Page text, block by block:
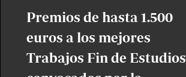
Premios de hasta 1.500
euros a los mejores
Trabajos Fin de Estudios